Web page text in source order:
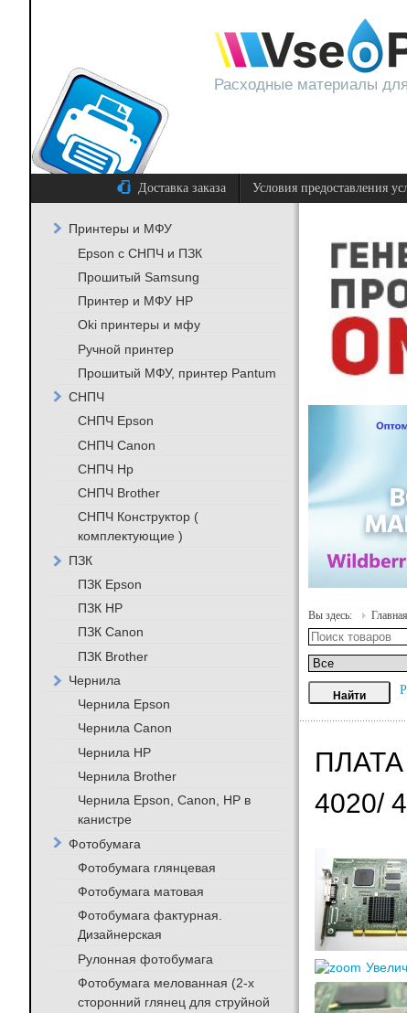
Расходные материалы
Доставка заказа Условия предоставления
Вы здесь: Главная
ПЛАТА
4020/
Принтеры и МФУ
Epson с СНПЧ и ПЗК
Прошитый Samsung
Принтер и МФУ HP
Oki принтеры и мфу
Ручной принтер
Прошитый МФУ, принтер Pantum
СНПЧ
СНПЧ Epson
СНПЧ Canon
СНПЧ Hp
СНПЧ Brother
СНПЧ Конструктор (
комплектующие )
ПЗК
ПЗК Epson
ПЗК HP
ПЗК Canon
ПЗК Brother
Чернила
Чернила Epson
Чернила Canon
Чернила HP
Чернила Brother
Чернила Epson, Canon, HP в
канистре
Фотобумага
Фотобумага глянцевая
Фотобумага матовая
Фотобумага фактурная.
Дизайнерская
Рулонная фотобумага
Фотобумага мелованная (2-х
сторонний глянец для струйной